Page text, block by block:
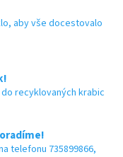
aby vše docestovalo
recyklovaných krabic
telefonu 735899866,